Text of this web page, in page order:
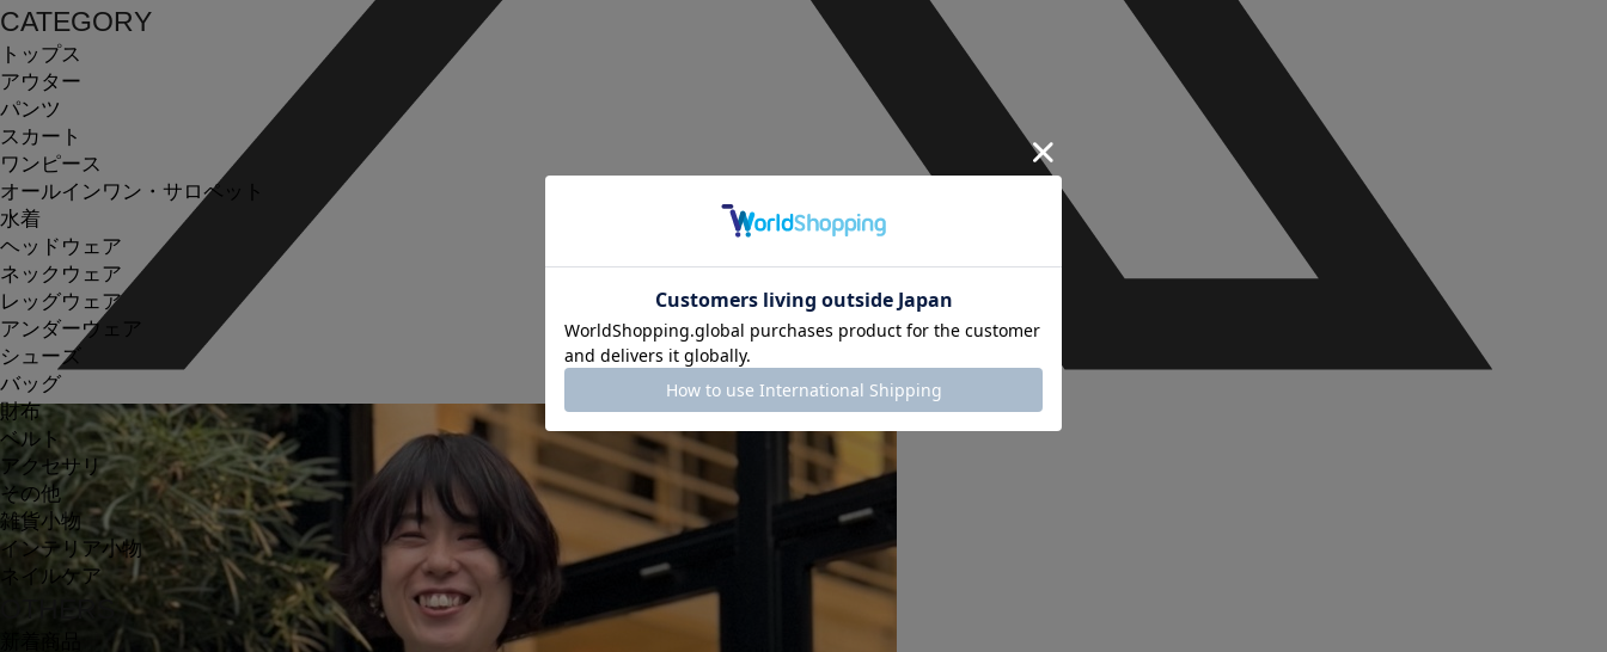
CATEGORY
トップス
アウター
パンツ
スカート
ワンピース
オールインワン・サロペット
水着
ヘッドウェア
ネックウェア
レッグウェア
アンダーウェア
シューズ
バッグ
財布
ベルト
アクセサリ
その他
雑貨小物
インテリア小物
ネイルケア
OTHERS